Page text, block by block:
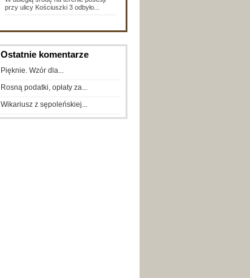
przy ulicy Kościuszki 3 odbyło...
Ostatnie komentarze
Pięknie. Wzór dla...
Rosną podatki, opłaty za...
Wikariusz z sępoleńskiej...